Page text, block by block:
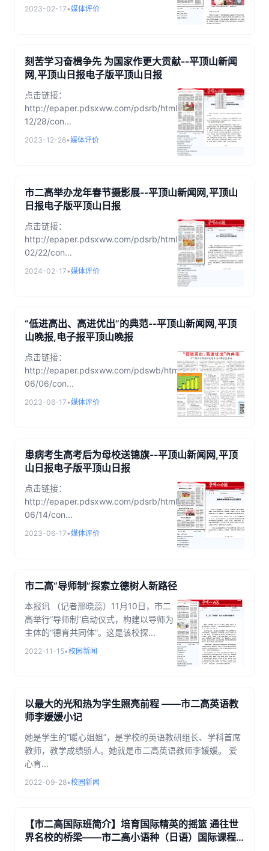
2023-02-17•媒体评价
刻苦学习奋楫争先 为国家作更大贡献--平顶山新闻
网,平顶山日报电子版平顶山日报
点击链接：
http://epaper.pdsxww.com/pdsrb/html/2023-
12/28/con...
2023-12-28•媒体评价
市二高举办龙年春节摄影展--平顶山新闻网,平顶山
日报电子版平顶山日报
点击链接：
http://epaper.pdsxww.com/pdsrb/html/2024-
02/22/con...
2024-02-17•媒体评价
“低进高出、高进优出”的典范--平顶山新闻网,平顶
山晚报,电子报平顶山晚报
点击链接：
http://epaper.pdsxww.com/pdswb/html/2023-
06/06/con...
2023-06-17•媒体评价
患病考生高考后为母校送锦旗--平顶山新闻网,平顶
山日报电子版平顶山日报
点击链接：
http://epaper.pdsxww.com/pdsrb/html/2023-
06/14/con...
2023-06-17•媒体评价
市二高“导师制”探索立德树人新路径
本报讯 （记者邢晓蕊）11月10日，市二
高举行“导师制”启动仪式，构建以导师为
主体的“德育共同体”。这是该校探...
2022-11-15•校园新闻
以最大的光和热为学生照亮前程 ——市二高英语教
师李媛媛小记
她是学生的“暖心姐姐”，是学校的英语教研组长、学科首席
教师，教学成绩骄人。她就是市二高英语教师李媛媛。 爱
心育...
2022-09-28•校园新闻
【市二高国际班简介】培育国际精英的摇篮 通往世
界名校的桥梁——市二高小语种（日语）国际课程